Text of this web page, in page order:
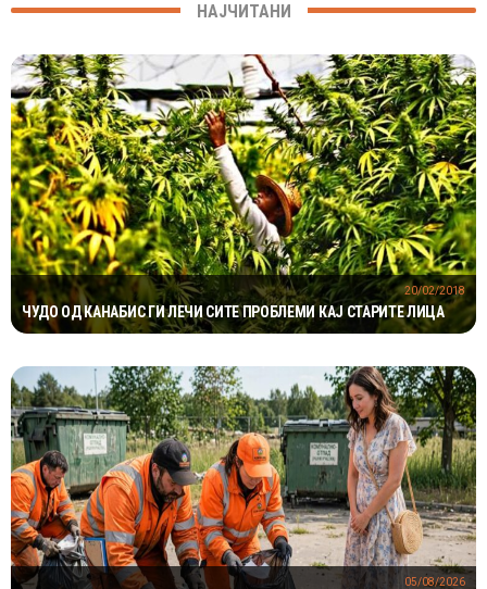
НАЈЧИТАНИ
ЧУДО ОД КАНАБИС ГИ ЛЕЧИ СИТЕ ПРОБЛЕМИ КАЈ СТАРИТЕ ЛИЦА
20/02/2018
05/08/2026